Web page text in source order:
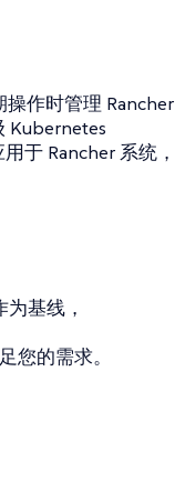
作时管理 Rancher
Kubernetes
于 Rancher 系统，
基线，
您的需求。